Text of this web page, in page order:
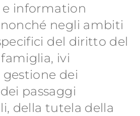
information
negli ambiti
del diritto del
ivi
dei
passaggi
della tutela della